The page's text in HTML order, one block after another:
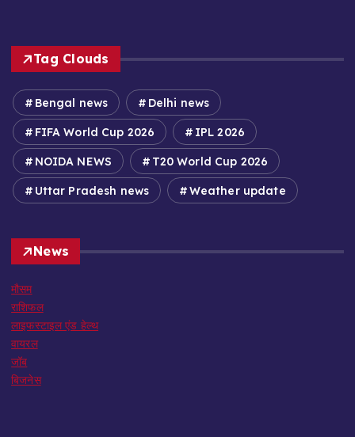
Tag Clouds
Bengal news Delhi news
FIFA World Cup 2026 IPL 2026
NOIDA NEWS T20 World Cup 2026
Uttar Pradesh news Weather update
News
मौसम
राशिफल
लाइफस्टाइल एंड हेल्थ
वायरल
जॉब
बिजनेस